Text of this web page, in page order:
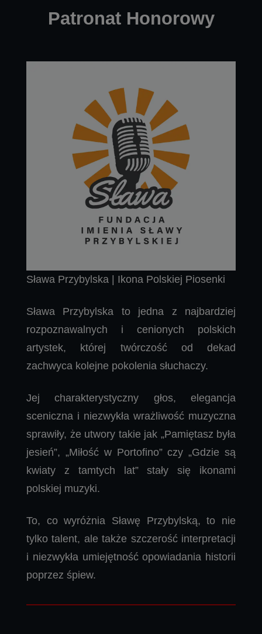
Patronat Honorowy
Sława Przybylska | Ikona Polskiej Piosenki
Sława Przybylska to jedna z najbardziej
rozpoznawalnych i cenionych polskich
artystek, której twórczość od dekad
zachwyca kolejne pokolenia słuchaczy.
Jej charakterystyczny głos, elegancja
sceniczna i niezwykła wrażliwość muzyczna
sprawiły, że utwory takie jak „Pamiętasz była
jesień”, „Miłość w Portofino” czy „Gdzie są
kwiaty z tamtych lat” stały się ikonami
polskiej muzyki.
To, co wyróżnia Sławę Przybylską, to nie
tylko talent, ale także szczerość interpretacji
i niezwykła umiejętność opowiadania historii
poprzez śpiew.